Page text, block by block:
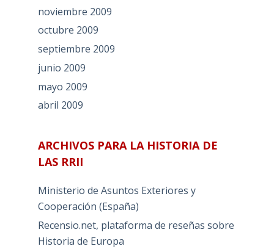
noviembre 2009
octubre 2009
septiembre 2009
junio 2009
mayo 2009
abril 2009
ARCHIVOS PARA LA HISTORIA DE
LAS RRII
Ministerio de Asuntos Exteriores y
Cooperación (España)
Recensio.net, plataforma de reseñas sobre
Historia de Europa